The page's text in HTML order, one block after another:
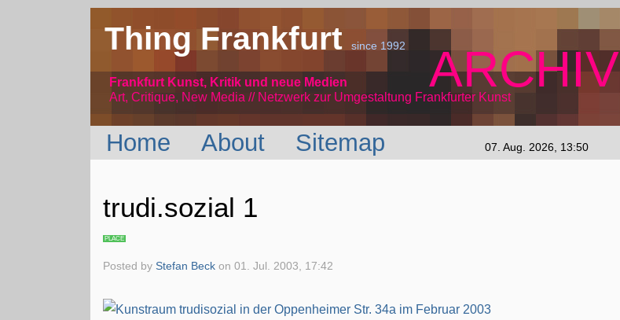
Thing Frankfurtsince 1992
Frankfurt Kunst, Kritik und neue Medien
Art, Critique, New Media // Netzwerk
ARCHIV
zur Umgestaltung Frankfurter Kunst
Home About Sitemap 07. Aug. 2026, 13:50
trudi.sozial 1
PLACE
Posted byStefan Beck on01. Jul. 2003, 17:42